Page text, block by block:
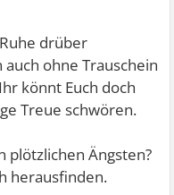
drüber
ohne Trauschein
könnt Euch doch
Treue schwören.
plötzlichen Ängsten?
herausfinden.